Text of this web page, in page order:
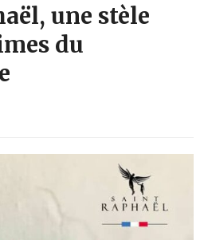
une stèle
du